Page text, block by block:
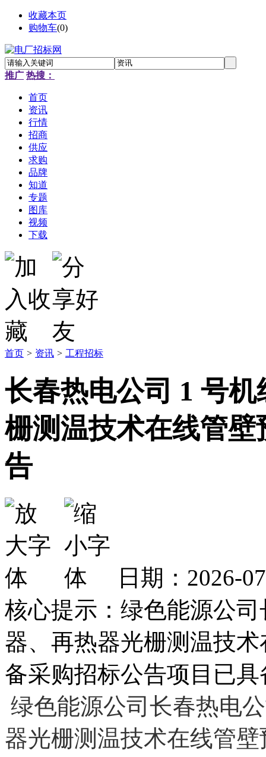
收藏本页
购物车(0)
推广 热搜：
首页
资讯
行情
招商
供应
求购
品牌
知道
专题
图库
视频
下载
首页 > 资讯 > 工程招标
长春热电公司 1 号
栅测温技术在线管
告
日期：2026-
核心提示：绿色能源公
器、再热器光栅测温技
备采购招标公告项目已
绿色能源公司 长春热电
器光栅测温技术在线管